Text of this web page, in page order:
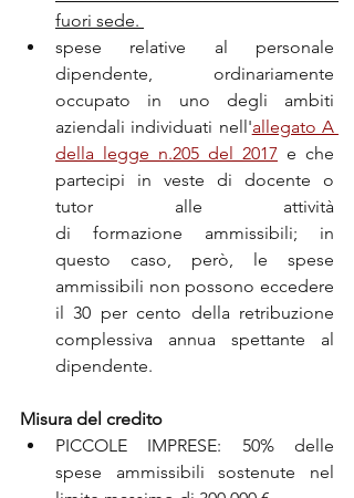
fuori sede.
spese relative al personale
dipendente, ordinariamente
occupato in uno degli ambiti
aziendali individuati nell'allegato A
della legge n.205 del 2017 e che
partecipi in veste di docente o
tutor alle attività
di formazione ammissibili; in
questo caso, però, le spese
ammissibili non possono eccedere
il 30 per cento della retribuzione
complessiva annua spettante al
dipendente.
Misura del credito
PICCOLE IMPRESE: 50% delle
spese ammissibili sostenute nel